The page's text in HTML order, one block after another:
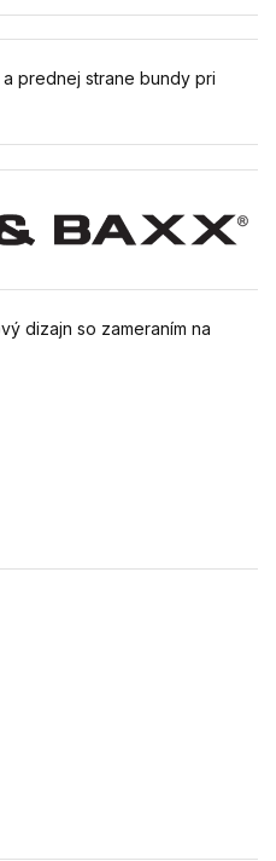
a prednej strane bundy pri
dizajn so zameraním na